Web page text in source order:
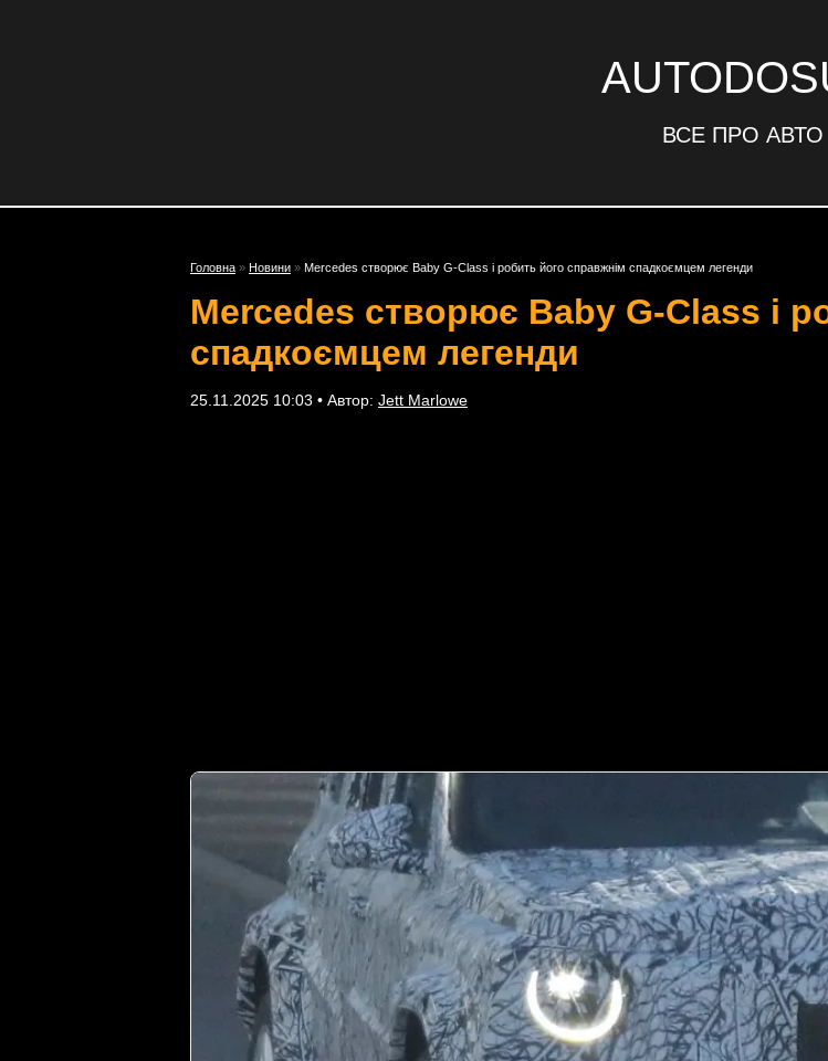
ВСЕ ПРО АВТО
Головна » Новини » Mercedes створює Baby G-Class і робить його справжнім спадкоємцем легенди
Mercedes створює Baby G-Class і
спадкоємцем легенди
25.11.2025 10:03 • Автор: Jett Marlowe